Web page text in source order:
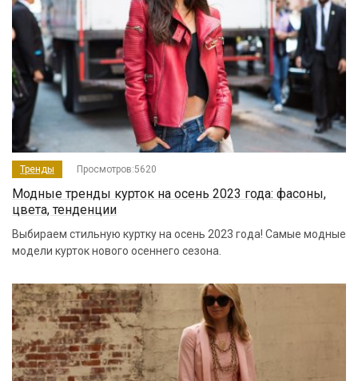
Тренды Просмотров:5620
Модные тренды курток на осень 2023 года: фасоны,
цвета, тенденции
Выбираем стильную куртку на осень 2023 года! Самые модные
модели курток нового осеннего сезона.